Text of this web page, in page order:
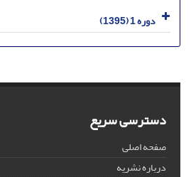
دوره 1 (1395)
دسترسی سریع
صفحه اصلی
درباره نشریه